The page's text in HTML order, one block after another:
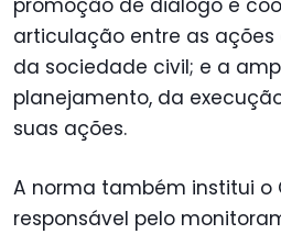
articulação entre as ações
da sociedade civil; e a
planejamento, da
suas ações.
A norma também institui o
responsável pelo